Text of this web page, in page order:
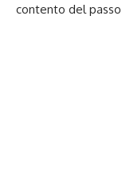
contento del